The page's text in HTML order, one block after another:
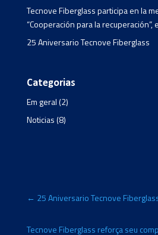
Tecnove Fiberglass participa en la
“Cooperación para la recuperación”,
25 Aniversario Tecnove Fiberglass
Categorias
Em geral(2)
Noticias(8)
← 25 Aniversario Tecnove
Tecnove Fiberglass reforça seu